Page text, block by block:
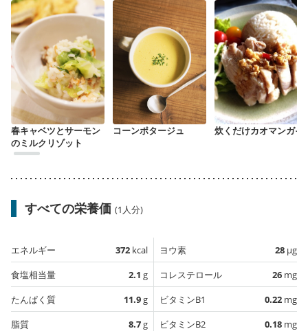
春キャベツとサーモン
のミルクリゾット
コーンポタージュ 炊くだけカオマンガイ
すべての栄養価 (1人分)
エネルギー 372 kcal
食塩相当量
2.1 g
たんぱく質
11.9g
脂質
8.7g
ヨウ素 28 µg
コレステロール
26 mg
ビタミンB1
0.22 mg
ビタミンB2
0.18 mg